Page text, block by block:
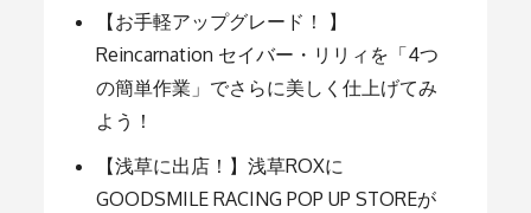
【お手軽アップグレード！ 】
Reincarnation セイバー・リリィを「4つ
の簡単作業」でさらに美しく仕上げてみ
よう！
【浅草に出店！】浅草ROXに
GOODSMILE RACING POP UP STOREが